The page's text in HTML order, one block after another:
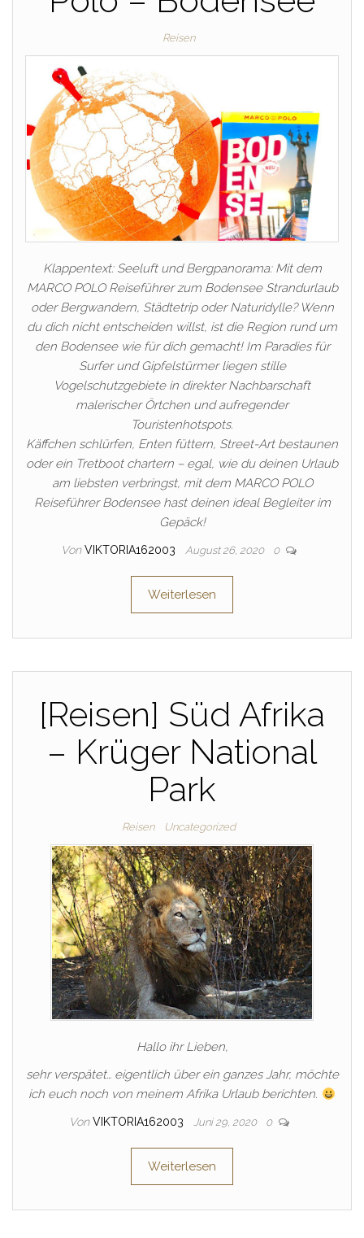
Reisen
Klappentext: Seeluft und Bergpanorama: Mit dem
MARCO POLO Reiseführer zum Bodensee Strandurlaub
oder Bergwandern, Städtetrip oder Naturidylle? Wenn
du dich nicht entscheiden willst, ist die Region rund um
den Bodensee wie für dich gemacht! Im Paradies für
Surfer und Gipfelstürmer liegen stille
Vogelschutzgebiete in direkter Nachbarschaft
malerischer Örtchen und aufregender
Touristenhotspots.
Käffchen schlürfen, Enten füttern, Street-Art bestaunen
oder ein Tretboot chartern – egal, wie du deinen Urlaub
am liebsten verbringst, mit dem MARCO POLO
Reiseführer Bodensee hast deinen ideal Begleiter im
Gepäck!
Von VIKTORIA162003 August 26, 2020 0
Weiterlesen
[Reisen] Süd Afrika
– Krüger National
Park
Reisen Uncategorized
Hallo ihr Lieben,
sehr verspätet… eigentlich über ein ganzes Jahr, möchte
ich euch noch von meinem Afrika Urlaub berichten.
Von VIKTORIA162003 Juni 29, 2020 0
Weiterlesen